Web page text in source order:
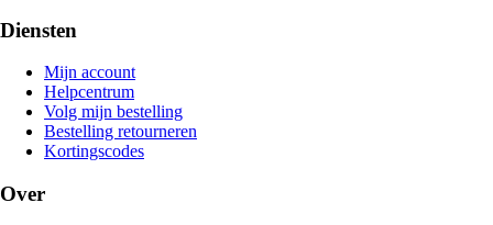
Diensten
Mijn account
Helpcentrum
Volg mijn bestelling
Bestelling retourneren
Kortingscodes
Over